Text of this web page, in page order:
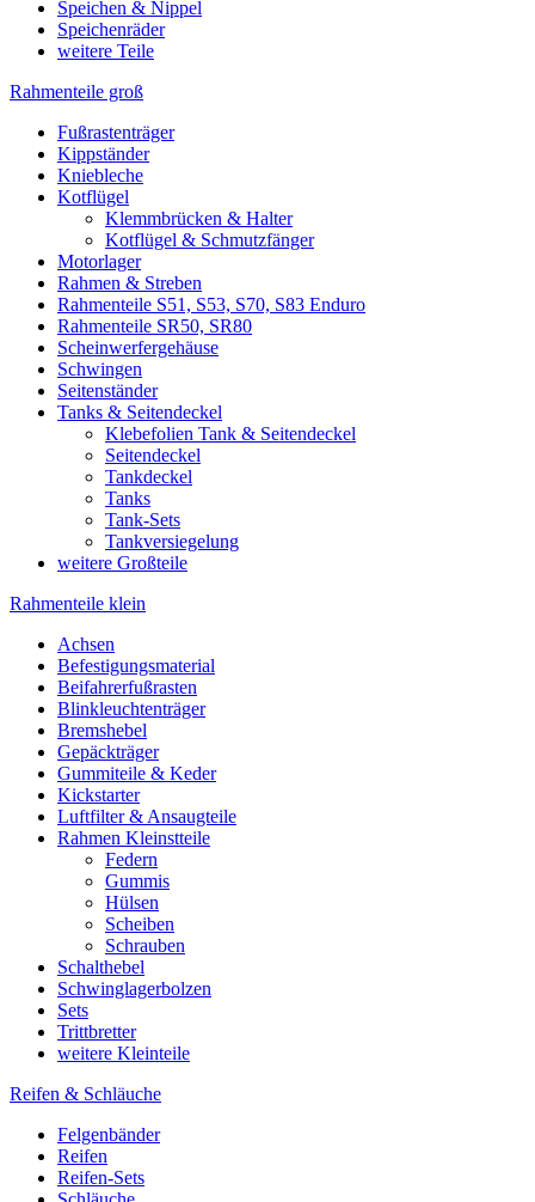
Speichen & Nippel
Speichenräder
weitere Teile
Rahmenteile groß
Fußrastenträger
Kippständer
Kniebleche
Kotflügel
Klemmbrücken & Halter
Kotflügel & Schmutzfänger
Motorlager
Rahmen & Streben
Rahmenteile S51, S53, S70, S83 Enduro
Rahmenteile SR50, SR80
Scheinwerfergehäuse
Schwingen
Seitenständer
Tanks & Seitendeckel
Klebefolien Tank & Seitendeckel
Seitendeckel
Tankdeckel
Tanks
Tank-Sets
Tankversiegelung
weitere Großteile
Rahmenteile klein
Achsen
Befestigungsmaterial
Beifahrerfußrasten
Blinkleuchtenträger
Bremshebel
Gepäckträger
Gummiteile & Keder
Kickstarter
Luftfilter & Ansaugteile
Rahmen Kleinstteile
Federn
Gummis
Hülsen
Scheiben
Schrauben
Schalthebel
Schwinglagerbolzen
Sets
Trittbretter
weitere Kleinteile
Reifen & Schläuche
Felgenbänder
Reifen
Reifen-Sets